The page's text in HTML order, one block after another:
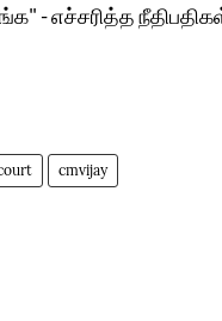
- எச்சரித்த
cmvijay